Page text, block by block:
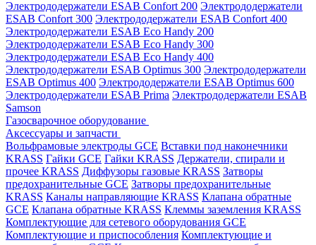
Электрододержатели ESAB Confort 200 Электрододержатели
ESAB Confort 300 Электрододержатели ESAB Confort 400
Электрододержатели ESAB Eco Handy 200
Электрододержатели ESAB Eco Handy 300
Электрододержатели ESAB Eco Handy 400
Электрододержатели ESAB Optimus 300 Электрододержатели
ESAB Optimus 400 Электрододержатели ESAB Optimus 600
Электрододержатели ESAB Prima Электрододержатели ESAB
Samson
Газосварочное оборудование
Аксессуары и запчасти
Вольфрамовые электроды GCE Вставки под наконечники
KRASS Гайки GCE Гайки KRASS Держатели, спирали и
прочее KRASS Диффузоры газовые KRASS Затворы
предохранительные GCE Затворы предохранительные
KRASS Каналы направляющие KRASS Клапана обратные
GCE Клапана обратные KRASS Клеммы заземления KRASS
Комплектующие для сетевого оборудования GCE
Комплектующие и приспособления Комплектующие и